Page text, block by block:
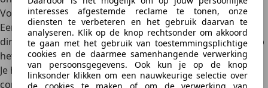
interesses afgestemde reclame te tonen, onze
diensten te verbeteren en het gebruik daarvan te
analyseren. Klik op de knop rechtsonder om akkoord
te gaan met het gebruik van toestemmingsplichtige
cookies en de daarmee samenhangende verwerking
van persoonsgegevens. Ook kun je op de knop
linksonder klikken om een nauwkeurige selectie over
Voor- en nadelen van een compressor
Een
compressorheeft als grote voordeel dat hijaltijd
direct reageert– geen vertraging, geen wachttijd. Druk op
het gaspedaal en de motor levert direct volop trekkracht.
Je hebtmeteen koppel. Dat maakt rijden met een
compressormotor bijzonder prettig in het dagelijks